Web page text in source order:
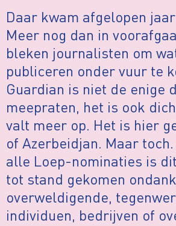
Daar kwam afgelopen
Meer nog dan in
bleken journalisten om
publiceren onder vuur te
Guardian is niet de enige
meepraten, het is ook
valt meer op. Het is hier
of Azerbeidjan. Maar
alle Loep-nominaties is
tot stand gekomen
overweldigende,
individuen, bedrijven of